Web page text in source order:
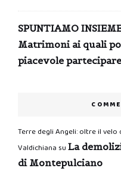
SPUNTIAMO
Matrimoni ai quali
piacevole partecipare
Terre degli Angeli: oltre il
Valdichiana su La
di Montepulciano